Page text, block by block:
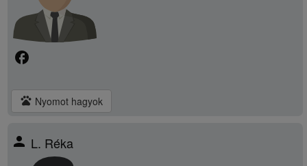
facebook
pets Nyomot hagyok
person L. Réka